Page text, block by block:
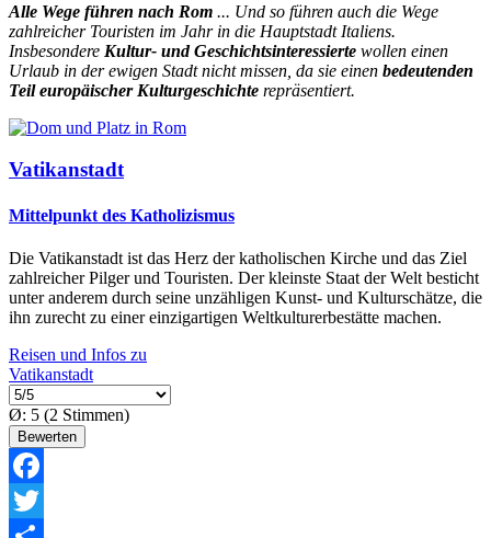
Alle Wege führen nach Rom ... Und so führen auch die Wege
zahlreicher Touristen im Jahr in die Hauptstadt Italiens.
Insbesondere Kultur- und Geschichtsinteressierte wollen einen
Urlaub in der ewigen Stadt nicht missen, da sie einen bedeutenden
Teil europäischer Kulturgeschichte repräsentiert.
Vatikanstadt
Mittelpunkt des Katholizismus
Die Vatikanstadt ist das Herz der katholischen Kirche und das Ziel
zahlreicher Pilger und Touristen. Der kleinste Staat der Welt besticht
unter anderem durch seine unzähligen Kunst- und Kulturschätze, die
ihn zurecht zu einer einzigartigen Weltkulturerbestätte machen.
Reisen und Infos zu
Vatikanstadt
Ø: 5 (2 Stimmen)
Facebook